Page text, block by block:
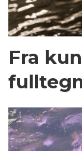
Fra